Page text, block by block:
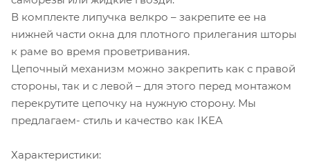
В комплекте липучка велкро – закрепите ее на
нижней части окна для плотного прилегания шторы
к раме во время проветривания.
Цепочный механизм можно закрепить как с правой
стороны, так и с левой – для этого перед монтажом
перекрутите цепочку на нужную сторону. Мы
предлагаем- стиль и качество как IKEA
Характеристики: